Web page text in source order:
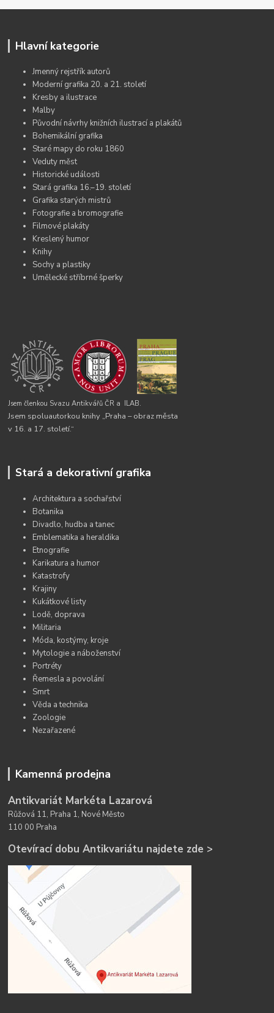
Hlavní kategorie
Jmenný rejstřík autorů
Moderní grafika 20. a 21. století
Kresby a ilustrace
Malby
Původní návrhy knižních ilustrací a plakátů
Bohemikální grafika
Staré mapy do roku 1860
Veduty měst
Historické události
Stará grafika 16.–19. století
Grafika starých mistrů
Fotografie a bromografie
Filmové plakáty
Kreslený humor
Knihy
Sochy a plastiky
Umělecké stříbrné šperky
Jsem členkou Svazu Antikvářů ČR a ILAB.
Jsem spoluautorkou knihy „Praha – obraz města
v 16. a 17. století.“
Stará a dekorativní grafika
Architektura a sochařství
Botanika
Divadlo, hudba a tanec
Emblematika a heraldika
Etnografie
Karikatura a humor
Katastrofy
Krajiny
Kukátkové listy
Lodě, doprava
Militaria
Móda, kostýmy, kroje
Mytologie a náboženství
Portréty
Řemesla a povolání
Smrt
Věda a technika
Zoologie
Nezařazené
Kamenná prodejna
Antikvariát Markéta Lazarová
Růžová 11, Praha 1, Nové Město
110 00 Praha
Otevírací dobu Antikvariátu najdete zde >